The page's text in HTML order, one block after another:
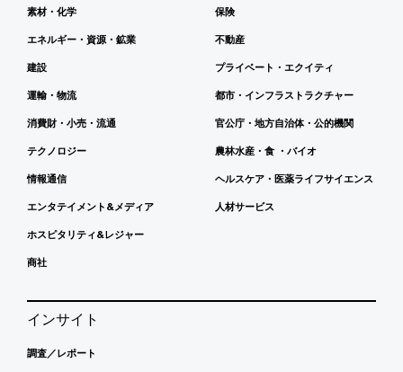
素材・化学
エネルギー・資源・鉱業
建設
運輸・物流
消費財・小売・流通
テクノロジー
情報通信
エンタテイメント&メディア
ホスピタリティ&レジャー
商社
保険
不動産
プライベート・エクイティ
都市・インフラストラクチャー
官公庁・地方自治体・公的機関
農林水産・食 ・バイオ
ヘルスケア・医薬ライフサイエンス
人材サービス
インサイト
調査／レポート